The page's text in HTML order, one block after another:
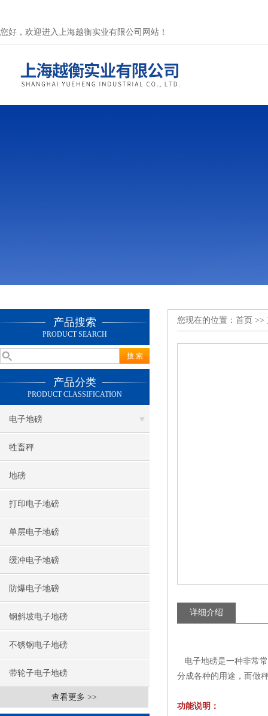
您好，欢迎进入上海越衡实业有限公司网站！
产品搜索
PRODUCT SEARCH
产品分类
PRODUCT CLASSIFICATION
电子地磅
牲畜秤
地磅
打印电子地磅
单层电子地磅
缓冲电子地磅
防爆电子地磅
钢斜坡电子地磅
不锈钢电子地磅
带轮子电子地磅
查看更多 >>
您现在的位置： 首页 >>
详细介绍
电子地磅是一种非常
分成各种的用途，而做
功能说明：